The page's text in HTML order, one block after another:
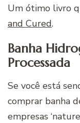
Um ótimo livro
and Cured.
Banha
Processada
Se você está
comprar banha
empresas